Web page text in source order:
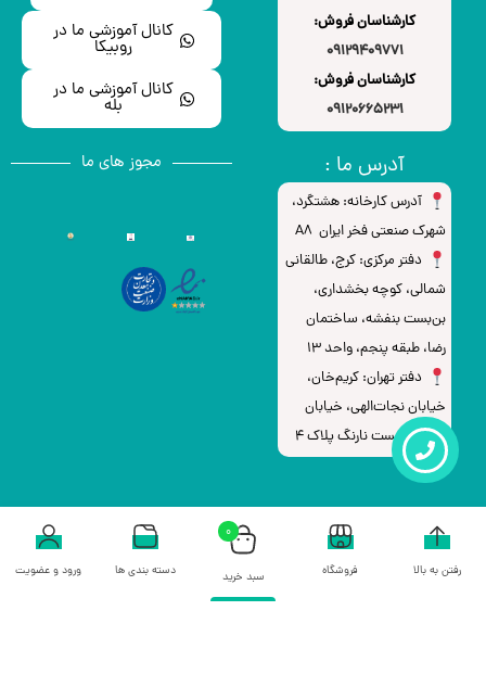
رفتن به بالا فروشگاه
0
سبد خرید دسته بندی ها ورود و عضویت
کارشناسان فروش:
09129409771
کارشناسان فروش:
09120665231
آدرس ما :
آدرس کارخانه: هشتگرد،
شهرک صنعتی فخر ایران A8
دفتر مرکزی: کرج، طالقانی
شمالی، کوچه بخشداری،
بن‌بست بنفشه، ساختمان
رضا، طبقه پنجم، واحد ۱۳
دفتر تهران: کریم‌خان،
خیابان نجات‌الهی، خیابان
لباف، بن‌بست نارنگ پلاک 4
کانال آموزشی ما در
روبیکا
کانال آموزشی ما در
بله
مجوز های ما